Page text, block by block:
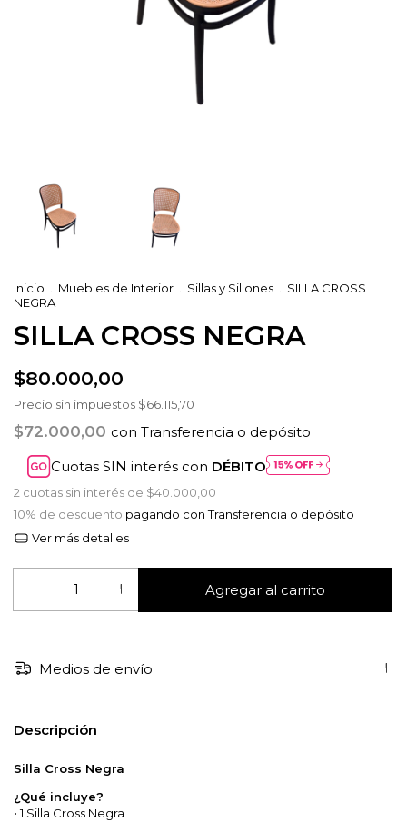
Inicio Muebles de Interior Sillas y Sillones
SILLA CROSS
NEGRA
SILLA CROSS NEGRA
$80.000,00
Precio sin impuestos $66.115,70
$72.000,00 con Transferencia o depósito
Cuotas SIN interés con DÉBITO
2 cuotas sin interés de $40.000,00
10% de descuento pagando con Transferencia o depósito
Ver más detalles
Medios de envío
Descripción
Silla Cross Negra
¿Qué incluye?
• 1 Silla Cross Negra